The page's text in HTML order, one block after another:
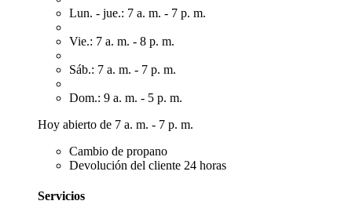
Lun. - jue.: 7 a. m. - 7 p. m.
Vie.: 7 a. m. - 8 p. m.
Sáb.: 7 a. m. - 7 p. m.
Dom.: 9 a. m. - 5 p. m.
Hoy abierto de 7 a. m. - 7 p. m.
Cambio de propano
Devolución del cliente 24 horas
Servicios